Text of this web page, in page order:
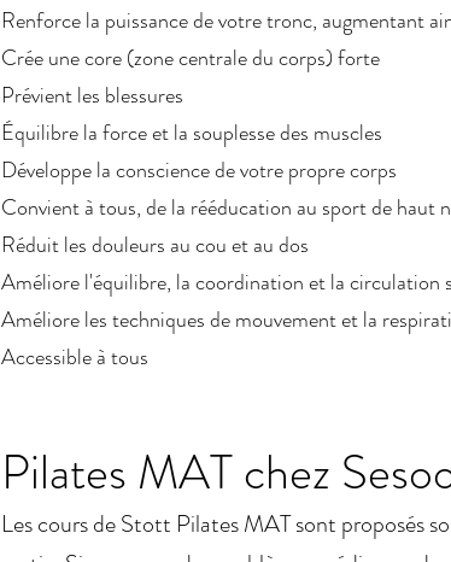
Renforce la puissance de votre tronc, augmentant
Crée une core (zone centrale du corps) forte
Prévient les blessures
Équilibre la force et la souplesse des muscles
Développe la conscience de votre propre corps
Convient à tous, de la rééducation au sport de haut
Réduit les douleurs au cou et au dos
Améliore l'équilibre, la coordination et la circulation
Améliore les techniques de mouvement et la
Accessible à tous
Pilates MAT chez
Les cours de Stott Pilates MAT sont proposés